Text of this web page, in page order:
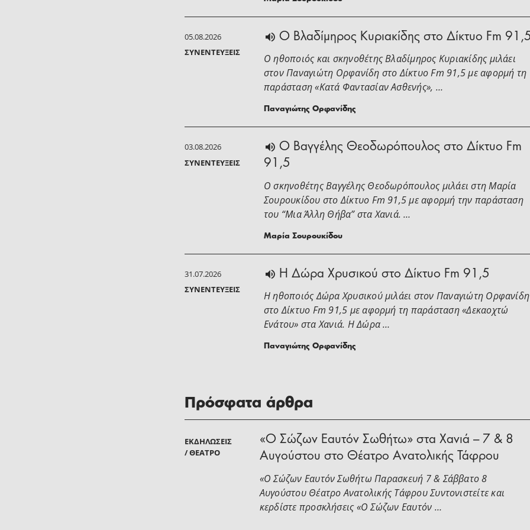
05.08.2026
ΣΥΝΕΝΤΕΎΞΕΙΣ
O Βλαδίμηρος Κυριακίδης στο Δίκτυο Fm
Ο ηθοποιός και σκηνοθέτης Βλαδίμηρος Κυριακίδης μιλάει
στoν Παναγιώτη Ορφανίδη στο Δίκτυο Fm 91,5 με αφορμή τη
παράσταση «Κατά Φαντασίαν Ασθενής», …
Παναγιώτης Ορφανίδης
03.08.2026
ΣΥΝΕΝΤΕΎΞΕΙΣ
Ο Βαγγέλης Θεοδωρόπουλος στο Δίκτυο Fm
91,5
Ο σκηνοθέτης Βαγγέλης Θεοδωρόπουλος μιλάει στη Μαρία
Σουρουκίδου στο Δίκτυο Fm 91,5 με αφορμή την παράσταση
του “Μια Άλλη Θήβα” στα Χανιά. …
Μαρία Σουρουκίδου
31.07.2026
ΣΥΝΕΝΤΕΎΞΕΙΣ
H Δώρα Χρυσικού στο Δίκτυο Fm 91,5
Η ηθοποιός Δώρα Χρυσικού μιλάει στoν Παναγιώτη Ορφανίδη
στο Δίκτυο Fm 91,5 με αφορμή τη παράσταση «Δεκαοχτώ
Ενάτου» στα Χανιά. Η Δώρα …
Παναγιώτης Ορφανίδης
Πρόσφατα άρθρα
ΕΚΔΗΛΏΣΕΙΣ
/ ΘΈΑΤΡΟ
«Ο Σώζων Εαυτόν Σωθήτω» στα Χανιά – 7 & 8
Αυγούστου στο Θέατρο Ανατολικής Τάφρου
«Ο Σώζων Εαυτόν Σωθήτω Παρασκευή 7 & Σάββατο 8
Αυγούστου Θέατρο Ανατολικής Τάφρου Συντονιστείτε και
κερδίστε προσκλήσεις «Ο Σώζων Εαυτόν …